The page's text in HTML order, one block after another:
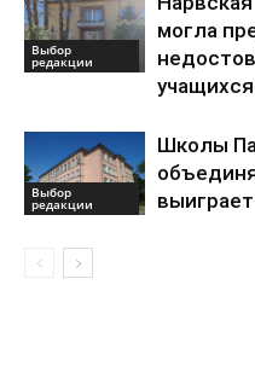
Выбор
редакции
могла
учащихся
Выбор
редакции
Школы
выиграет